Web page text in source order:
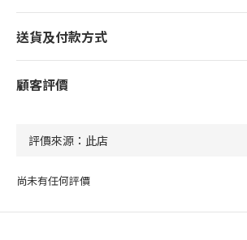
送貨及付款方式
顧客評價
尚未有任何評價